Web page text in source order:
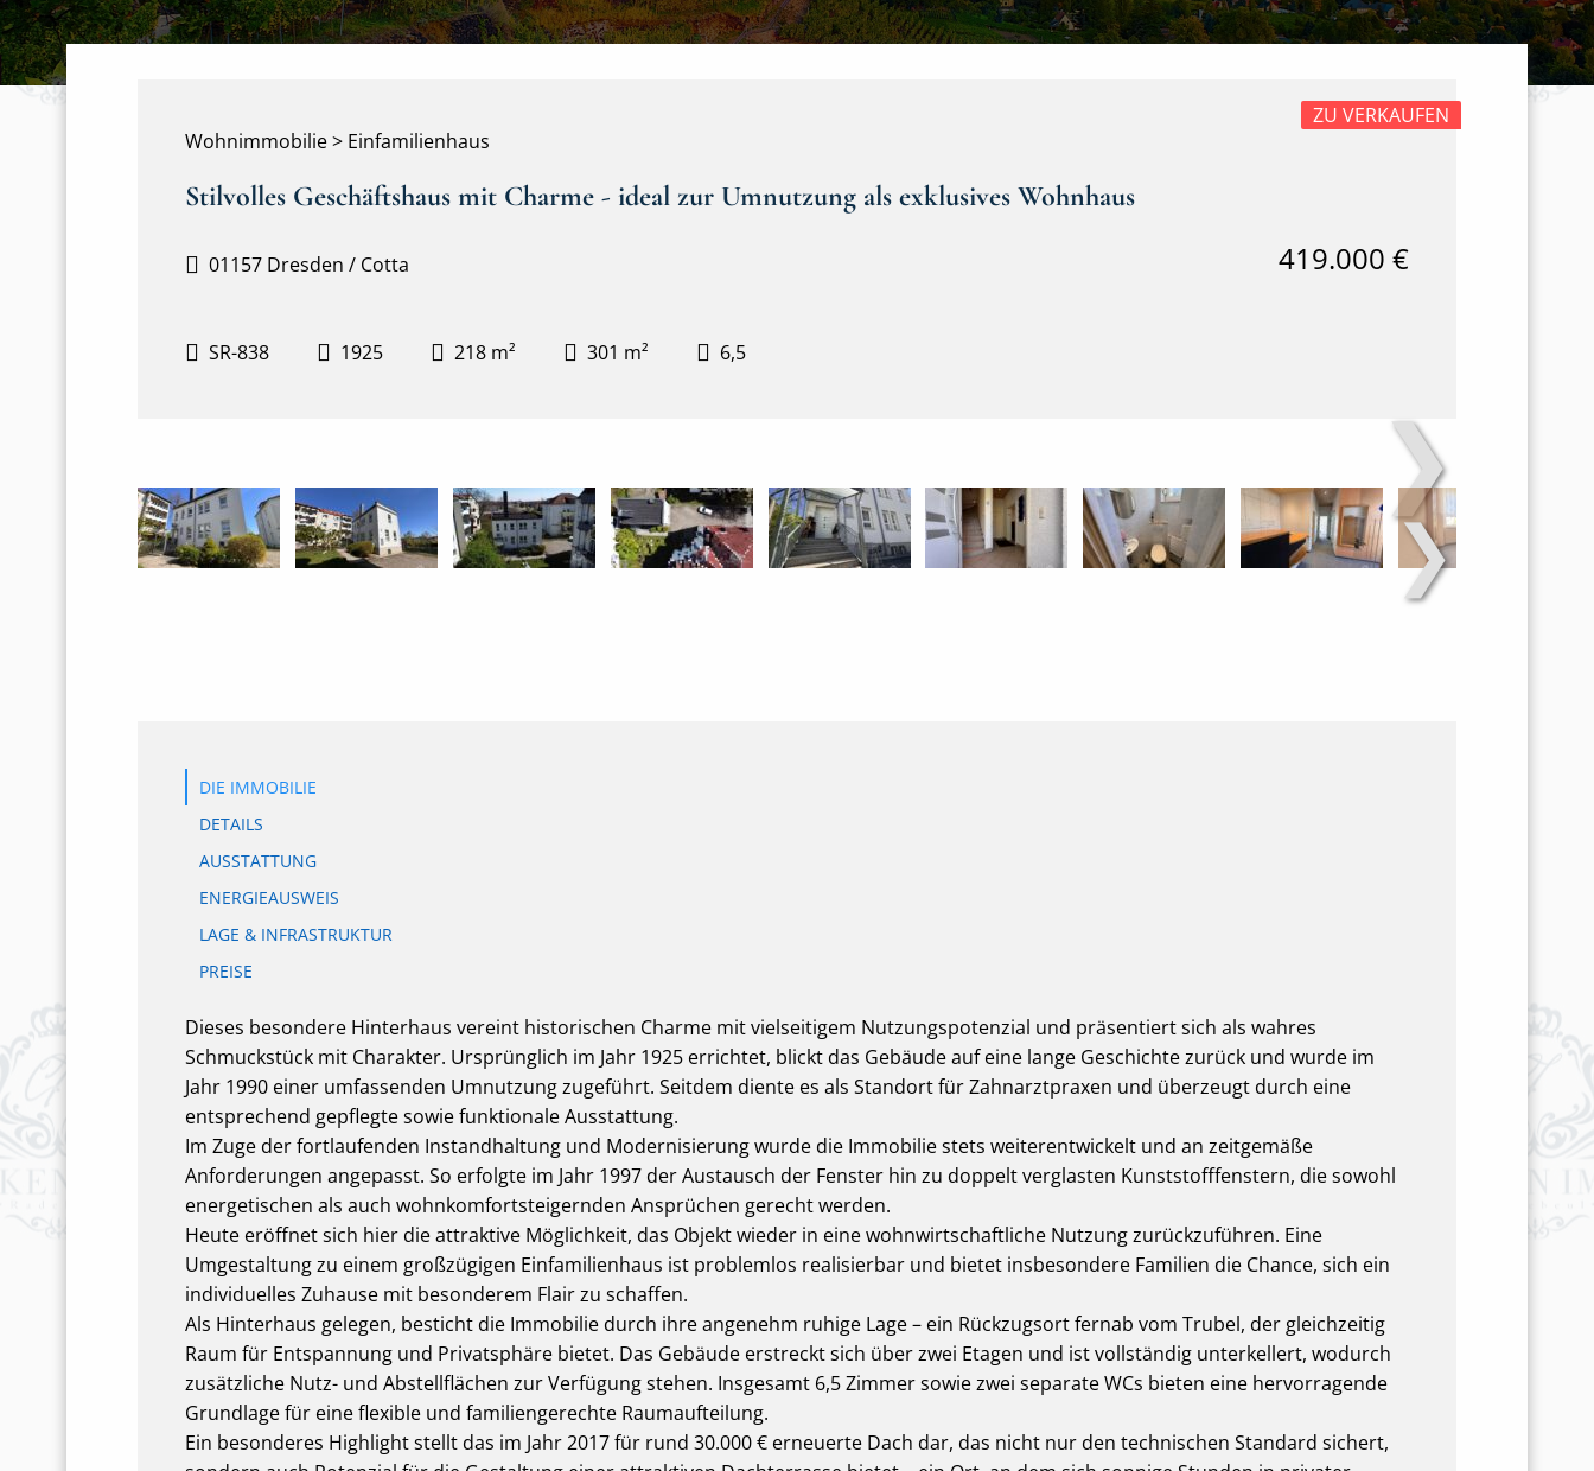
Wohnimmobilie > Einfamilienhaus
ZU VERKAUFEN
Stilvolles Geschäftshaus mit Charme - ideal zur Umnutzung als exklusives Wohnhaus
01157 Dresden / Cotta 419.000 €
SR-838 1925 218 m² 301 m² 6,5
❯
❯
DIE IMMOBILIE
DETAILS
AUSSTATTUNG
ENERGIEAUSWEIS
LAGE & INFRASTRUKTUR
PREISE
Dieses besondere Hinterhaus vereint historischen Charme mit vielseitigem Nutzungspotenzial und präsentiert sich als wahres
Schmuckstück mit Charakter. Ursprünglich im Jahr 1925 errichtet, blickt das Gebäude auf eine lange Geschichte zurück und wurde im
Jahr 1990 einer umfassenden Umnutzung zugeführt. Seitdem diente es als Standort für Zahnarztpraxen und überzeugt durch eine
entsprechend gepflegte sowie funktionale Ausstattung.
Im Zuge der fortlaufenden Instandhaltung und Modernisierung wurde die Immobilie stets weiterentwickelt und an zeitgemäße
Anforderungen angepasst. So erfolgte im Jahr 1997 der Austausch der Fenster hin zu doppelt verglasten Kunststofffenstern, die sowohl
energetischen als auch wohnkomfortsteigernden Ansprüchen gerecht werden.
Heute eröffnet sich hier die attraktive Möglichkeit, das Objekt wieder in eine wohnwirtschaftliche Nutzung zurückzuführen. Eine
Umgestaltung zu einem großzügigen Einfamilienhaus ist problemlos realisierbar und bietet insbesondere Familien die Chance, sich ein
individuelles Zuhause mit besonderem Flair zu schaffen.
Als Hinterhaus gelegen, besticht die Immobilie durch ihre angenehm ruhige Lage – ein Rückzugsort fernab vom Trubel, der gleichzeitig
Raum für Entspannung und Privatsphäre bietet. Das Gebäude erstreckt sich über zwei Etagen und ist vollständig unterkellert, wodurch
zusätzliche Nutz- und Abstellflächen zur Verfügung stehen. Insgesamt 6,5 Zimmer sowie zwei separate WCs bieten eine hervorragende
Grundlage für eine flexible und familiengerechte Raumaufteilung.
Ein besonderes Highlight stellt das im Jahr 2017 für rund 30.000 € erneuerte Dach dar, das nicht nur den technischen Standard sichert,